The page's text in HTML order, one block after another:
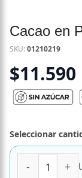
Cacao en
SKU:01210219
$11.590
Seleccionar